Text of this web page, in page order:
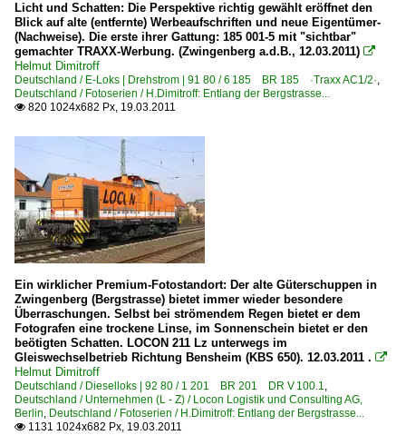
Licht und Schatten: Die Perspektive richtig gewählt eröffnet den
Blick auf alte (entfernte) Werbeaufschriften und neue Eigentümer-
(Nachweise). Die erste ihrer Gattung: 185 001-5 mit "sichtbar"
gemachter TRAXX-Werbung. (Zwingenberg a.d.B., 12.03.2011) 
Helmut Dimitroff
Deutschland / E-Loks | Drehstrom | 91 80 / 6 185 BR 185 ·Traxx AC1/2·,
Deutschland / Fotoserien / H.Dimitroff: Entlang der Bergstrasse...
 820 1024x682 Px, 19.03.2011
Ein wirklicher Premium-Fotostandort: Der alte Güterschuppen in
Zwingenberg (Bergstrasse) bietet immer wieder besondere
Überraschungen. Selbst bei strömendem Regen bietet er dem
Fotografen eine trockene Linse, im Sonnenschein bietet er den
beötigten Schatten. LOCON 211 Lz unterwegs im
Gleiswechselbetrieb Richtung Bensheim (KBS 650). 12.03.2011 . 
Helmut Dimitroff
Deutschland / Dieselloks | 92 80 / 1 201 BR 201 DR V 100.1,
Deutschland / Unternehmen (L - Z) / Locon Logistik und Consulting AG,
Berlin, Deutschland / Fotoserien / H.Dimitroff: Entlang der Bergstrasse...
 1131 1024x682 Px, 19.03.2011